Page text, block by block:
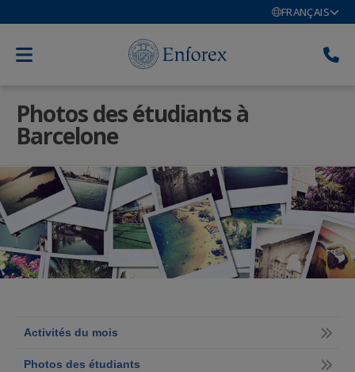
FRANÇAIS
Photos des étudiants à
Barcelone
Activités du mois
Photos des étudiants